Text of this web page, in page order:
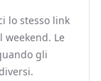
lo stesso link
Le
gli